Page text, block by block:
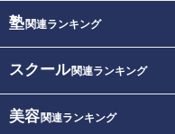
塾関連ランキング
スクール関連ランキング
美容関連ランキング